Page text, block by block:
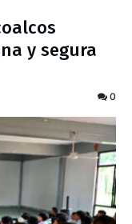
y segura
0